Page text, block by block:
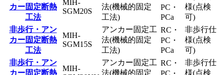
カー固定断熱
工法
MIH-
SGM20S
法(機械的固定
工法)
PC・
PCa
様(点検
可)
非歩行・アン
カー固定断熱
工法
MIH-
SGM15S
アンカー固定工
法(機械的固定
工法)
RC・
PC・
PCa
非歩行仕
様(点検
可)
非歩行・アン
カー固定断熱
MIH-
アンカー固定工
法(機械的固定
RC・
PC・
非歩行仕
様(点検